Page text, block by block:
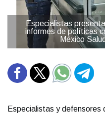
Especialistas
informes de políticas
México
Especialistas y defensores